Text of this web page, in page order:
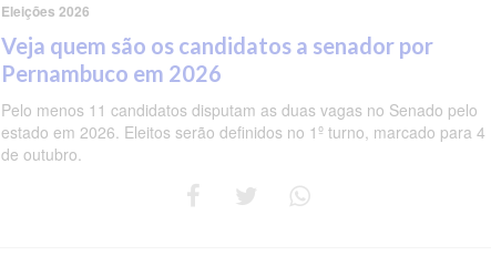
Eleições 2026
Veja quem são os candidatos a senador por
Pernambuco em 2026
Pelo menos 11 candidatos disputam as duas vagas no Senado pelo
estado em 2026. Eleitos serão definidos no 1º turno, marcado para 4
de outubro.